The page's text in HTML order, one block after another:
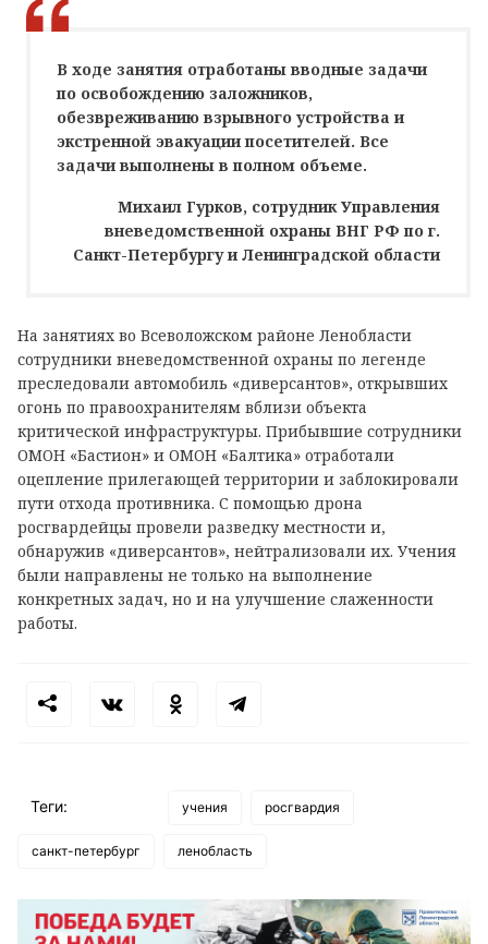
В ходе занятия отработаны вводные задачи
по освобождению заложников,
обезвреживанию взрывного устройства и
экстренной эвакуации посетителей. Все
задачи выполнены в полном объеме.
Михаил Гурков, сотрудник Управления
вневедомственной охраны ВНГ РФ по г.
Санкт-Петербургу и Ленинградской области
На занятиях во Всеволожском районе Ленобласти
сотрудники вневедомственной охраны по легенде
преследовали автомобиль «диверсантов», открывших
огонь по правоохранителям вблизи объекта
критической инфраструктуры. Прибывшие сотрудники
ОМОН «Бастион» и ОМОН «Балтика» отработали
оцепление прилегающей территории и заблокировали
пути отхода противника. С помощью дрона
росгвардейцы провели разведку местности и,
обнаружив «диверсантов», нейтрализовали их. Учения
были направлены не только на выполнение
конкретных задач, но и на улучшение слаженности
работы.
Теги: учения росгвардия
санкт-петербург ленобласть